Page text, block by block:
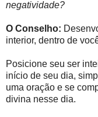
negatividade?
O Conselho:
interior, dentro de
Posicione seu ser
início de seu dia,
uma oração e se
divina nesse dia.